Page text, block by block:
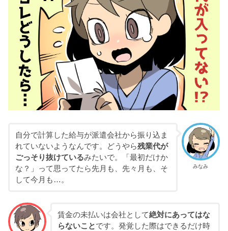
みなみ
自分で計算した給与が派遣会社から振り込ま
れていないようなんです。どうやら残業代が
ごっそり抜けているみたいで。「最初だけか
な？」って思ってたら先月も、先々月も、そ
して今月も…。
賃金の未払いは会社として絶対にあってはな
らないことです。発覚した際はできるだけ時